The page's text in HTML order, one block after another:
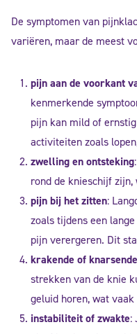
De symptomen van
variëren, maar de meest
pijn aan de voorkant
kenmerkende
pijn kan mild of
activiteiten zoals
zwelling en ontsteking
rond de knieschijf
pijn bij het zitten:
zoals tijdens een
pijn verergeren. Dit
krakende of
strekken van de knie
geluid horen, wat
instabiliteit of zwakte: